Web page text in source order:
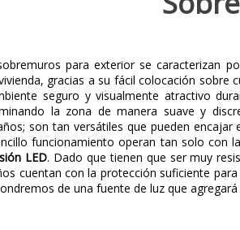
para exterior se caracterizan
gracias a su fácil colocación
seguro y visualmente atractivo
la zona de manera suave y
son tan versátiles que pueden
funcionamiento operan tan solo con
LED. Dado que tienen que ser muy
cuentan con la protección suficiente
de una fuente de luz que